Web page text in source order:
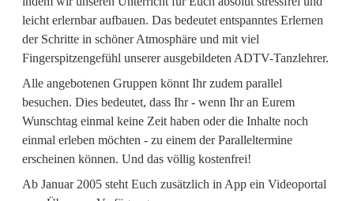
leicht erlernbar aufbauen. Das bedeutet entspanntes Erlernen
der Schritte in schöner Atmosphäre und mit viel
Fingerspitzengefühl unserer ausgebildeten ADTV-Tanzlehrer.
Alle angebotenen Gruppen könnt Ihr zudem parallel
besuchen. Dies bedeutet, dass Ihr - wenn Ihr an Eurem
Wunschtag einmal keine Zeit haben oder die Inhalte noch
einmal erleben möchten - zu einem der Paralleltermine
erscheinen können. Und das völlig kostenfrei!
Ab Januar 2005 steht Euch zusätzlich in App ein Videoportal